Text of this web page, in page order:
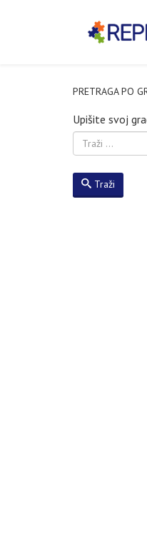
PRETRAGA PO
Upišite svoj
Traži